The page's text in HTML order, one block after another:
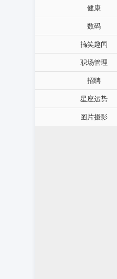
健康
数码
搞笑趣闻
职场管理
招聘
星座运势
图片摄影